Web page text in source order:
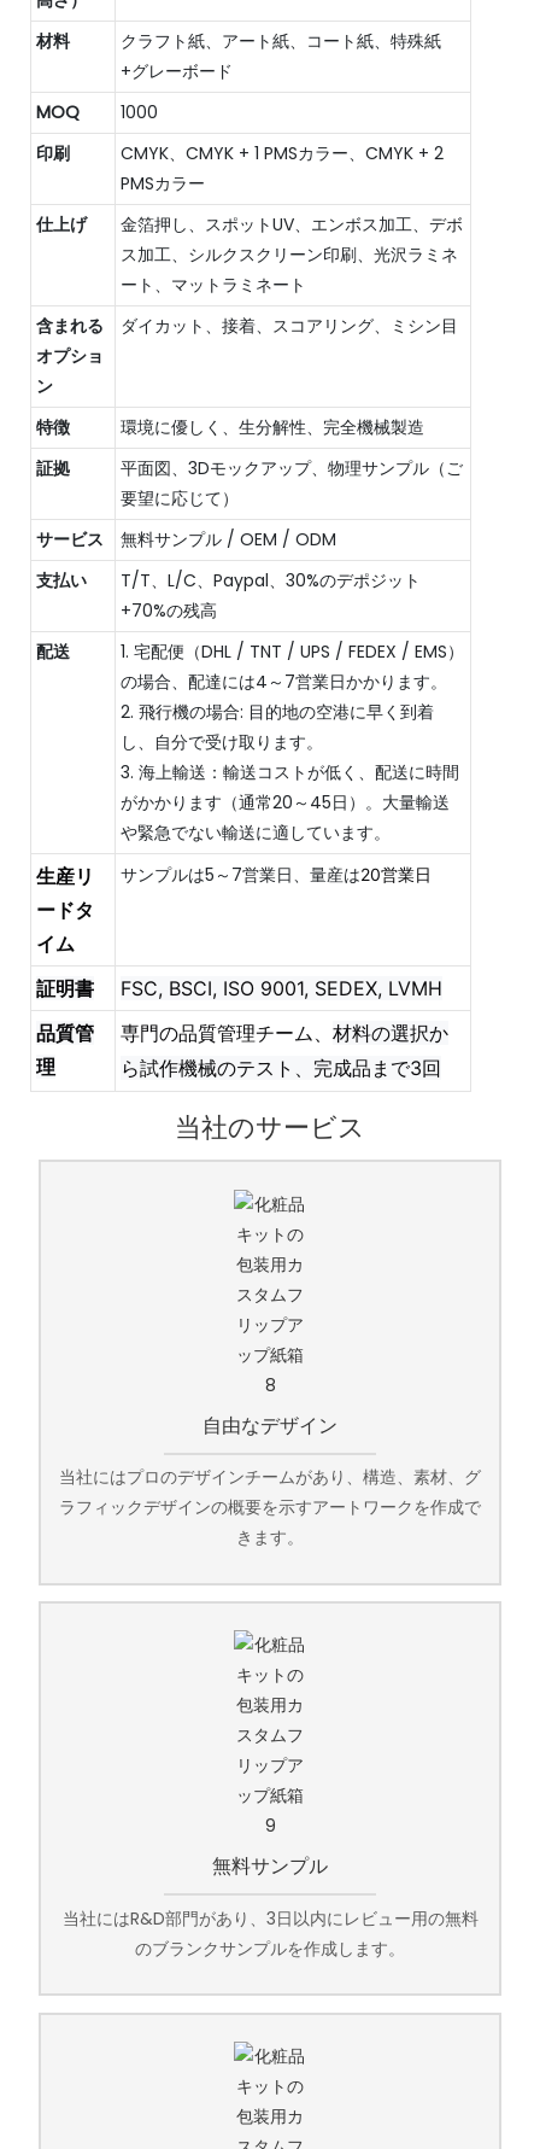
材料
クラフト紙、アート紙、コート紙、特殊紙
+グレーボード
MOQ
1000
印刷
CMYK、CMYK + 1 PMSカラー、CMYK + 2
PMSカラー
仕上げ
金箔押し、スポットUV、エンボス加工、デボ
ス加工、シルクスクリーン印刷、光沢ラミネ
ート、マットラミネート
含まれる
オプショ
ン
ダイカット、接着、スコアリング、ミシン目
特徴
環境に優しく、生分解性、完全機械製造
証拠
平面図、3Dモックアップ、物理サンプル（ご
要望に応じて）
サービス
無料サンプル / OEM / ODM
支払い
T/T、L/C、Paypal、30%のデポジット
+70%の残高
配送
1. 宅配便（DHL / TNT / UPS / FEDEX / EMS）
の場合、配達には4～7営業日かかります。
2. 飛行機の場合: 目的地の空港に早く到着
し、自分で受け取ります。
3. 海上輸送：輸送コストが低く、配送に時間
がかかります（通常20～45日）。大量輸送
や緊急でない輸送に適しています。
生産リ
ードタ
イム
サンプルは5～7営業日、量産は20営業日
証明書
FSC, BSCI, ISO 9001, SEDEX, LVMH
品質管
理
専門の品質管理チーム、 材料の選択か
ら試作機械のテスト、完成品まで3回
当社のサービス
自由なデザイン
当社にはプロのデザインチームがあり、構造、素材、グ
ラフィックデザインの概要を示すアートワークを作成で
きます。
無料サンプル
当社にはR&D部門があり、3日以内にレビュー用の無料
のブランクサンプルを作成します。